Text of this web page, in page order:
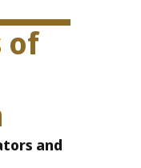
of
and